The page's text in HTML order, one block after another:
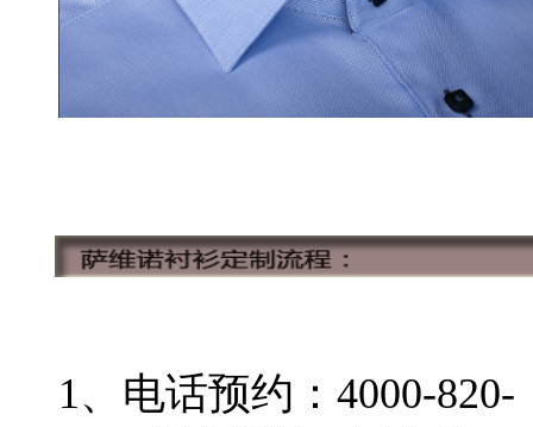
1、电话预约：4000-820-